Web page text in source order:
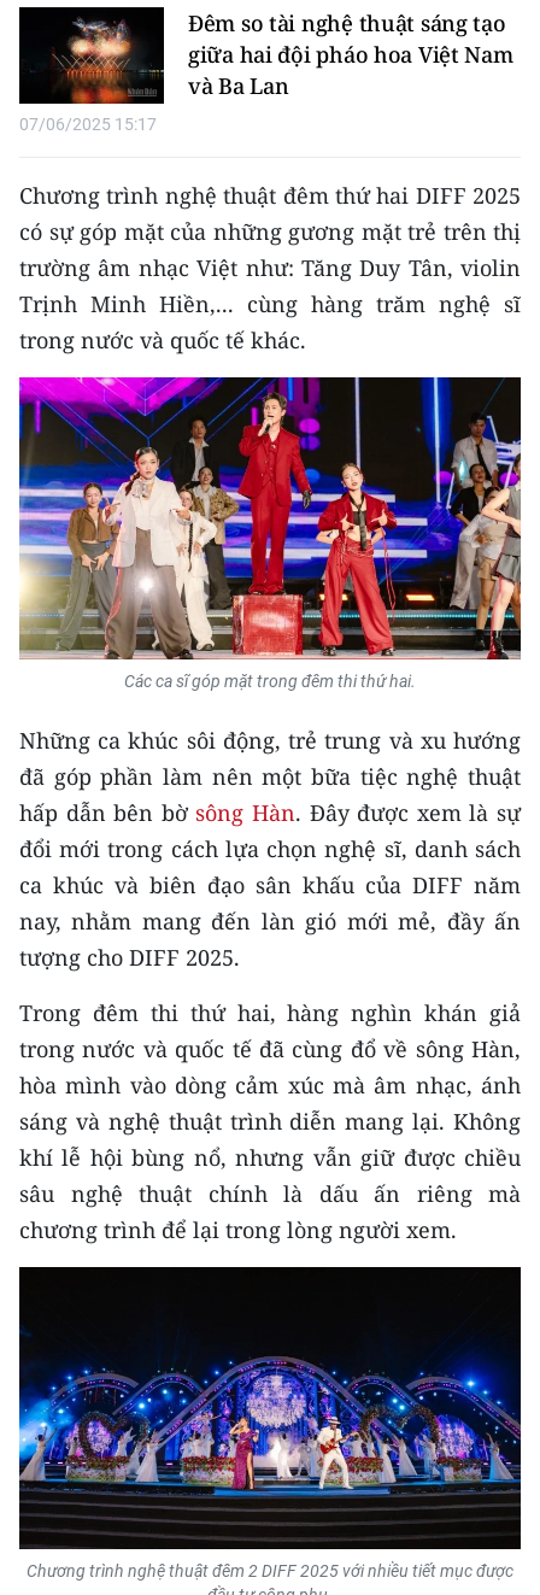
MỘT SẢN PHẨM
RADIO
E-Magazine
Video
Media Chính trị
Media Văn hóa
Media Xã hội
Media Pháp luật
Media Du lịch
Media Thế giới
Media Thể thao
Media Giáo dục
Media Y tế
Media Khoa học - Công nghệ
Media Môi trường
Ảnh
Infographic
TIN MỚI
TIN ĐỊA PHƯƠNG
Trung du và miền núi phía Bắc
Đồng bằng sông Hồng
Duyên hải Nam Trung Bộ và Tây
Nguyên
Đông Nam Bộ
Đồng bằng sông Cửu Long
Chuyên trang Hà Nội
Đêm so tài nghệ thuật sáng tạo
giữa hai đội pháo hoa Việt Nam
và Ba Lan
07/06/2025 15:17
Chương trình nghệ thuật đêm thứ hai DIFF 2025
có sự góp mặt của những gương mặt trẻ trên thị
trường âm nhạc Việt như: Tăng Duy Tân, violin
Trịnh Minh Hiền,... cùng hàng trăm nghệ sĩ
trong nước và quốc tế khác.
Các ca sĩ góp mặt trong đêm thi thứ hai.
Những ca khúc sôi động, trẻ trung và xu hướng
đã góp phần làm nên một bữa tiệc nghệ thuật
hấp dẫn bên bờsông Hàn. Đây được xem là sự
đổi mới trong cách lựa chọn nghệ sĩ, danh sách
ca khúc và biên đạo sân khấu của DIFF năm
nay, nhằm mang đến làn gió mới mẻ, đầy ấn
tượng cho DIFF 2025.
Trong đêm thi thứ hai, hàng nghìn khán giả
trong nước và quốc tế đã cùng đổ về sông Hàn,
hòa mình vào dòng cảm xúc mà âm nhạc, ánh
sáng và nghệ thuật trình diễn mang lại. Không
khí lễ hội bùng nổ, nhưng vẫn giữ được chiều
sâu nghệ thuật chính là dấu ấn riêng mà
chương trình để lại trong lòng người xem.
Chương trình nghệ thuật đêm 2 DIFF 2025 với nhiều tiết mục được